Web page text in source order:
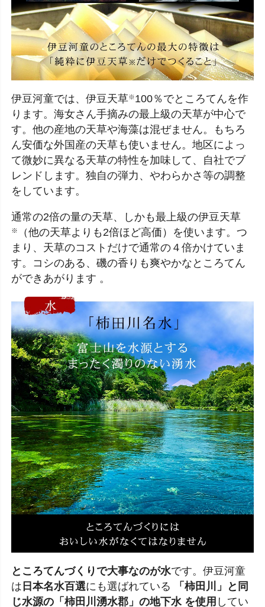
伊豆河童では、伊豆天草※100％でところてんを作
ります。海女さん手摘みの最上級の天草が中心で
す。他の産地の天草や海藻は混ぜません。もちろ
ん安価な外国産の天草も使いません。地区によっ
て微妙に異なる天草の特性を加味して、自社でブ
レンドします。独自の弾力、やわらかさ等の調整
をしています。
通常の2倍の量の天草、しかも最上級の伊豆天草
※
（他の天草よりも2倍ほど高価）を使います。つ
まり、天草のコストだけで通常の４倍かけていま
す。コシのある、磯の香りも爽やかなところてん
ができあがります 。
ところてんづくりで大事なのが水です。伊豆河童
は 日本名水百選にも選ばれている 「柿田川」と同
じ水源の「柿田川湧水郡」の地下水 を使用 してい